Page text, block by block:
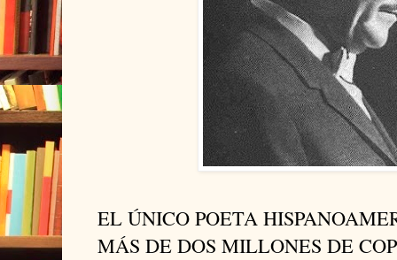
EL ÚNICO POETA
MÁS DE DOS MILLONES DE